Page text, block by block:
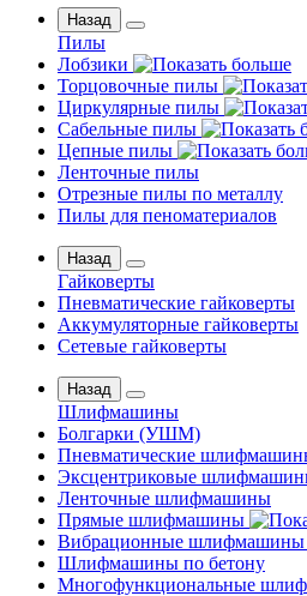
Назад
Пилы
Лобзики
Торцовочные пилы
Циркулярные пилы
Сабельные пилы
Цепные пилы
Ленточные пилы
Отрезные пилы по металлу
Пилы для пеноматериалов
Назад
Гайковерты
Пневматические гайковерты
Аккумуляторные гайковерты
Сетевые гайковерты
Назад
Шлифмашины
Бoлгаpки (УШM)
Пневматические
Эксцентриковые
Ленточные шлифмашины
Прямые шлифмашины
Вибрационные шлифмашины
Шлифмашины по бетону
Многофункциональные